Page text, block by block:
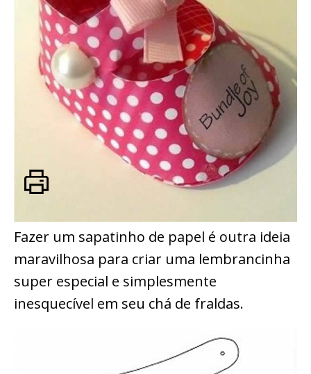
Fazer um sapatinho de papel é outra ideia
maravilhosa para criar uma lembrancinha
super especial e simplesmente
inesquecível em seu chá de fraldas.